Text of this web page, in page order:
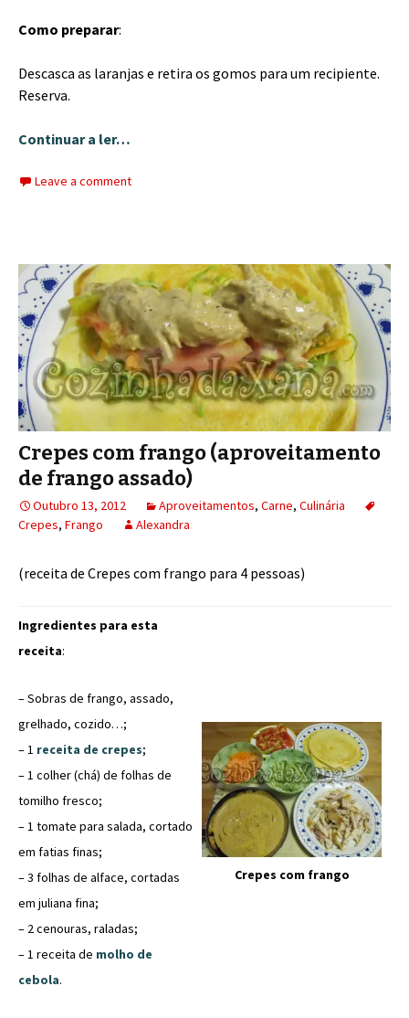
Como preparar:
Descasca as laranjas e retira os gomos para um recipiente.
Reserva.
Continuar a ler…
Leave a comment
Crepes com frango (aproveitamento
de frango assado)
Outubro 13, 2012 Aproveitamentos, Carne, Culinária
Crepes, Frango Alexandra
(receita de Crepes com frango para 4 pessoas)
Ingredientes para esta
receita:
– Sobras de frango, assado,
grelhado, cozido…;
– 1 receita de crepes;
– 1 colher (chá) de folhas de
tomilho fresco;
– 1 tomate para salada, cortado
em fatias finas;
– 3 folhas de alface, cortadas
em juliana fina;
– 2 cenouras, raladas;
– 1 receita de molho de
cebola.
Crepes com frango